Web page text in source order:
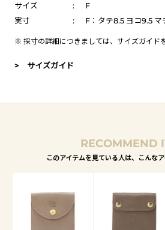
サイズ
:
F
実寸
: F：タテ8.5 ヨコ9.5 マ
※ 採寸の詳細につきましては、 サイズガイド
> サイズガイド
RECOMMEND
このアイテムを見ている人は、こんな